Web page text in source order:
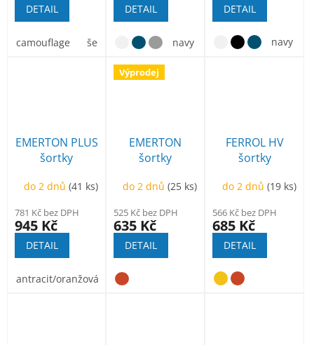
DETAIL
camouflage šedá kamufláž béžová kamufláž
DETAIL
navy sv.olivová
DETAIL
navy
EMERTON PLUS
šortky
do 2 dnů(41 ks)
781 Kč bez DPH
945 Kč
DETAIL
antracit/oranžová
Výprodej
EMERTON
šortky
do 2 dnů(25 ks)
525 Kč bez DPH
635 Kč
DETAIL
FERROL HV
šortky
do 2 dnů (19 ks)
566 Kč bez DPH
685 Kč
DETAIL